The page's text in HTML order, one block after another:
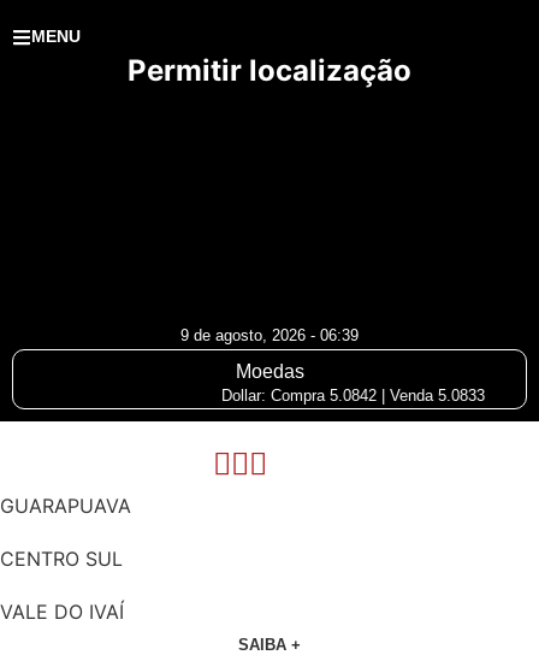
MENU
Permitir localização
9 de agosto, 2026 - 06:39
Moedas
Dollar: Compra 5.0842 | Venda 5.0833
GUARAPUAVA
CENTRO SUL
VALE DO IVAÍ
SAIBA +